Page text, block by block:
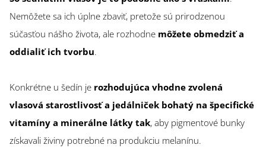
Nemôžete sa ich úplne zbaviť, pretože sú prirodzenou
súčasťou nášho života, ale rozhodne môžete obmedziť a
oddialiť ich tvorbu.
Konkrétne u šedín je rozhodujúca vhodne zvolená
vlasová starostlivosť a jedálniček bohatý na špecifické
vitamíny a minerálne látky tak, aby pigmentové bunky
získavali živiny potrebné na produkciu melanínu.